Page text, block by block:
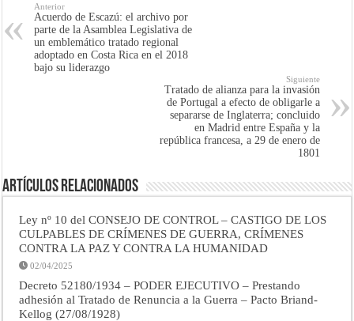
Anterior
Acuerdo de Escazú: el archivo por
parte de la Asamblea Legislativa de
un emblemático tratado regional
adoptado en Costa Rica en el 2018
bajo su liderazgo
Siguiente
Tratado de alianza para la invasión
de Portugal a efecto de obligarle a
separarse de Inglaterra; concluido
en Madrid entre España y la
república francesa, a 29 de enero de
1801
Artículos Relacionados
Ley nº 10 del CONSEJO DE CONTROL – CASTIGO DE LOS
CULPABLES DE CRÍMENES DE GUERRA, CRÍMENES
CONTRA LA PAZ Y CONTRA LA HUMANIDAD
02/04/2025
Decreto 52180/1934 – PODER EJECUTIVO – Prestando
adhesión al Tratado de Renuncia a la Guerra – Pacto Briand-
Kellog (27/08/1928)